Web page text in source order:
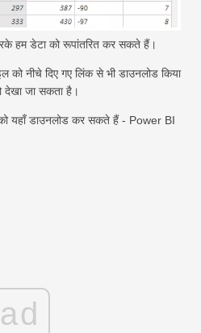
हम डेटा को रूपांतरित कर सकते हैं।
को नीचे दिए गए लिंक से भी डाउनलोड किया
जा सकता है।
यहाँ डाउनलोड कर सकते हैं - Power BI
ad